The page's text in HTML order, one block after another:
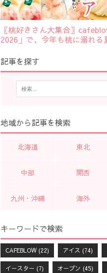
〖桃好きさん大集合〗
2026」で、今年も桃に溺れ
記事を探す
地域から記事を検索
北海道 東北
中部 関西
九州・沖縄 海外
キーワードで検索
CAFEBLOW(22) アイス (74)
イースター (7) オープン (45)